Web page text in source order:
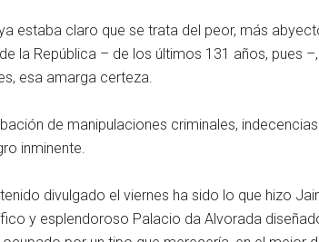
estaba claro que se trata del peor, más
la República – de los últimos 131 años, pues
esa amarga certeza.
de manipulaciones criminales,
inminente.
divulgado el viernes ha sido lo que hizo
y esplendoroso Palacio da Alvorada